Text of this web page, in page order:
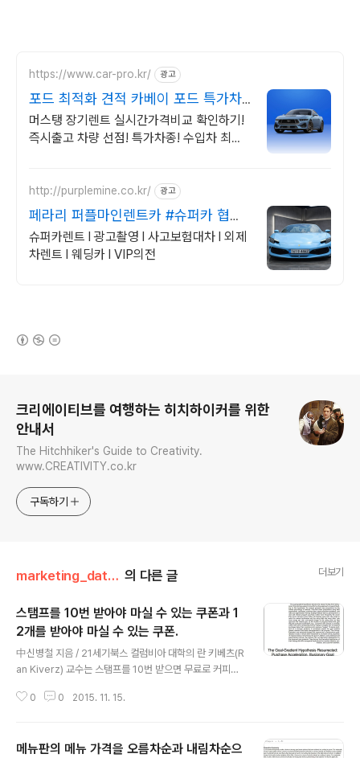
https://www.car-pro.kr/ 광고
포드 최적화 견적 카베이 포드 특가차
량 무료견적
머스탱 장기렌트 실시간가격비교 확인하기!
즉시출고 차량 선점! 특가차종! 수입차 최대
http://purplemine.co.kr/ 광고
페라리 퍼플마인렌트카 #슈퍼카 협찬
문의 #방송렌트
슈퍼카렌트 l 광고촬영 l 사고보험대차 l 외제
차렌트 l 웨딩카 l VIP의전
크리에이티브를 여행하는 히치하이커를 위한
안내서
The Hitchhiker's Guide to Creativity.
www.CREATIVITY.co.kr
구독하기
marketing_data/_books and articles 의 다른 글 더보기
스탬프를 10번 받아야 마실 수 있는 쿠폰과 1
2개를 받아야 마실 수 있는 쿠폰.
中신병철 지음 / 21세기북스 컬럼비아 대학의 란 키베츠(R
an Kiverz) 교수는 스탬프를 10번 받으면 무료로 커피를
미 두 개가 찍혀있는 쿠폰을 비교한 적이 있다. 공짜로 커피
찍혀있는 쿠폰을 갖고 있었던 고객들이 10잔을 사 먹는 데
0 0 2015. 11. 15.
메뉴판의 메뉴 가격을 오름차순과 내림차순으